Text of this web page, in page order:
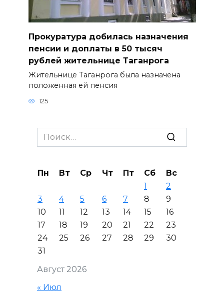
Прокуратура добилась назначения
пенсии и доплаты в 50 тысяч
рублей жительнице Таганрога
Жительнице Таганрога была назначена
положенная ей пенсия
125
Search
for:
Август 2026
Пн Вт Ср Чт Пт Сб
Вс
1
2
3
4 5 6 7 8
9
10
11 12 13 14 15
16
17
18 19 20 21 22
23
24
25 26 27 28 29
30
31
« Июл